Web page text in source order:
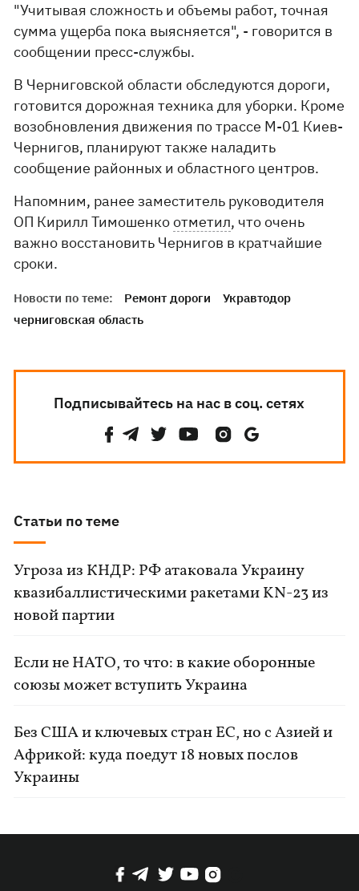
"Учитывая сложность и объемы работ, точная
сумма ущерба пока выясняется", - говорится в
сообщении пресс-службы.
В Черниговской области обследуются дороги,
готовится дорожная техника для уборки. Кроме
возобновления движения по трассе М-01 Киев-
Чернигов, планируют также наладить
сообщение районных и областного центров.
Напомним, ранее заместитель руководителя
ОП Кирилл Тимошенкоотметил, что очень
важно восстановить Чернигов в кратчайшие
сроки.
Новости по теме: Ремонт дороги
Укравтодор
черниговская область
Подписывайтесь на нас в соц. сетях
Статьи по теме
Угроза из КНДР: РФ атаковала Украину
квазибаллистическими ракетами KN-23 из
новой партии
Если не НАТО, то что: в какие оборонные
союзы может вступить Украина
Без США и ключевых стран ЕС, но с Азией и
Африкой: куда поедут 18 новых послов
Украины